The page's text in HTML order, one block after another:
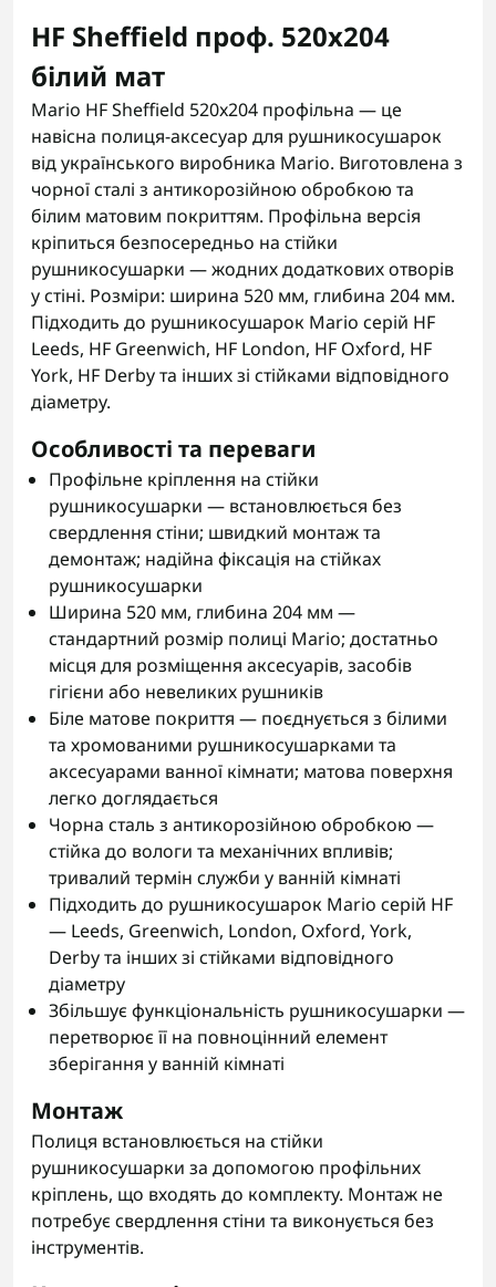
HF Sheffield проф. 520х204
білий мат
Mario HF Sheffield 520x204 профільна — це
навісна полиця-аксесуар для рушникосушарок
від українського виробника Mario. Виготовлена з
чорної сталі з антикорозійною обробкою та
білим матовим покриттям. Профільна версія
кріпиться безпосередньо на стійки
рушникосушарки — жодних додаткових отворів
у стіні. Розміри: ширина 520 мм, глибина 204 мм.
Підходить до рушникосушарок Mario серій HF
Leeds, HF Greenwich, HF London, HF Oxford, HF
York, HF Derby та інших зі стійками відповідного
діаметру.
Особливості та переваги
Профільне кріплення на стійки
рушникосушарки — встановлюється без
свердлення стіни; швидкий монтаж та
демонтаж; надійна фіксація на стійках
рушникосушарки
Ширина 520 мм, глибина 204 мм —
стандартний розмір полиці Mario; достатньо
місця для розміщення аксесуарів, засобів
гігієни або невеликих рушників
Біле матове покриття — поєднується з білими
та хромованими рушникосушарками та
аксесуарами ванної кімнати; матова поверхня
легко доглядається
Чорна сталь з антикорозійною обробкою —
стійка до вологи та механічних впливів;
тривалий термін служби у ванній кімнаті
Підходить до рушникосушарок Mario серій HF
— Leeds, Greenwich, London, Oxford, York,
Derby та інших зі стійками відповідного
діаметру
Збільшує функціональність рушникосушарки —
перетворює її на повноцінний елемент
зберігання у ванній кімнаті
Монтаж
Полиця встановлюється на стійки
рушникосушарки за допомогою профільних
кріплень, що входять до комплекту. Монтаж не
потребує свердлення стіни та виконується без
інструментів.